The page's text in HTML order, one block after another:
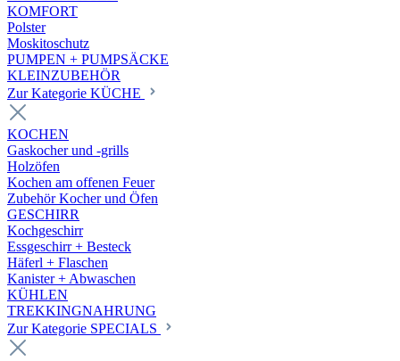
KOMFORT
Polster
Moskitoschutz
PUMPEN + PUMPSÄCKE
KLEINZUBEHÖR
Zur Kategorie KÜCHE
KOCHEN
Gaskocher und -grills
Holzöfen
Kochen am offenen Feuer
Zubehör Kocher und Öfen
GESCHIRR
Kochgeschirr
Essgeschirr + Besteck
Häferl + Flaschen
Kanister + Abwaschen
KÜHLEN
TREKKINGNAHRUNG
Zur Kategorie SPECIALS